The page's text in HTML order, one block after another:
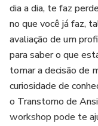
dia a dia, te faz
no que você já faz,
avaliação de um
para saber o que
tomar a decisão de
curiosidade de
o Transtorno de
workshop pode te